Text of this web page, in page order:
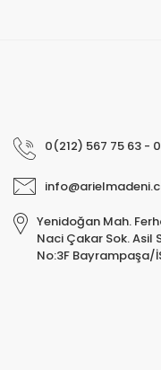
0(212) 567 75 63 -
Yenidoğan Mah.
Naci Çakar Sok. Asil
No:3F Bayrampaşa/